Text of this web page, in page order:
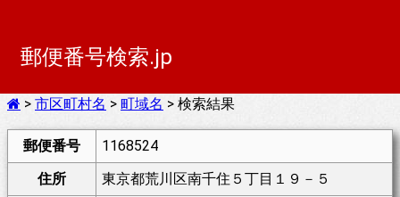
郵便番号検索.jp
> 市区町村名 > 町域名 > 検索結果
郵便番号
1168524
住所
東京都荒川区南千住５丁目１９－５